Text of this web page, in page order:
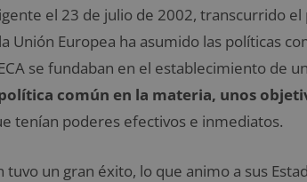
el 23 de julio de 2002, transcurrido
la Unión Europea ha asumido las políticas
se fundaban en el establecimiento de un
común en la materia, unos
tenían poderes efectivos e inmediatos.
tuvo un gran éxito, lo que animo a sus